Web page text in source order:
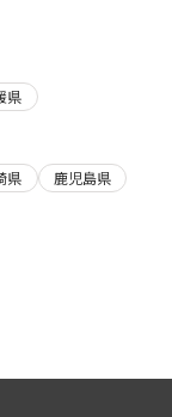
県
県
鹿児島県